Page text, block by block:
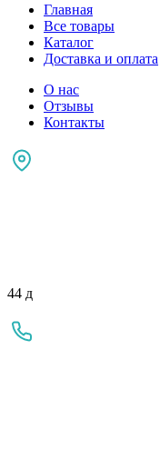
Главная
Все товары
Каталог
Доставка и оплата
О нас
Отзывы
Контакты
44 д